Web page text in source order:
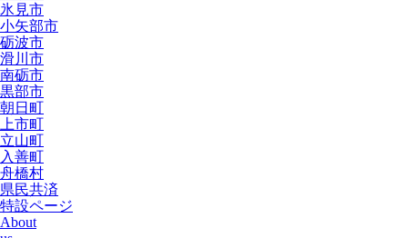
氷見市
小矢部市
砺波市
滑川市
南砺市
黒部市
朝日町
上市町
立山町
入善町
舟橋村
県民共済
特設ページ
About